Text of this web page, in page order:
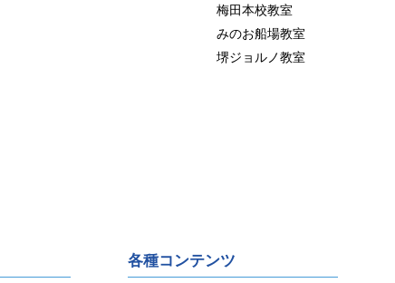
梅田本校教室
みのお船場教室
堺ジョルノ教室
各種コンテンツ